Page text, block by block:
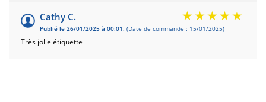
Cathy C.
Publié le 26/01/2025 à 00:01. (Date de commande : 15/01/2025)
Très jolie étiquette